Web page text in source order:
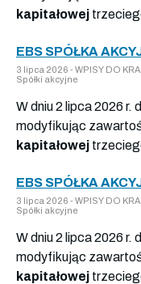
kapitałowej
EBS SPÓŁKA
3 lipca 2026 - WPISY DO
Spółki akcyjne
W dniu 2 lipca 2026 r.
modyfikując
kapitałowej
EBS SPÓŁKA
3 lipca 2026 - WPISY DO
Spółki akcyjne
W dniu 2 lipca 2026 r.
modyfikując
kapitałowej